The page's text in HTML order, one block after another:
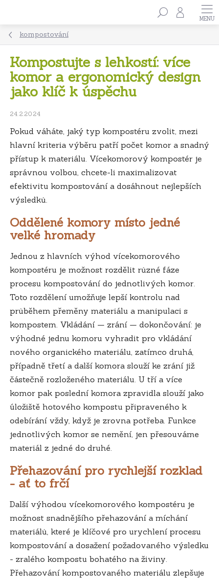
Hledat
kompostování
Kompostujte s lehkostí: více
komor a ergonomický design
jako klíč k úspěchu
24.2.2024
Pokud váháte, jaký typ kompostéru zvolit, mezi
hlavní kriteria výběru patří počet komor a snadný
přístup k materiálu. Vícekomorový kompostér je
správnou volbou, chcete-li maximalizovat
efektivitu kompostování a dosáhnout nejlepších
výsledků.
Oddělené komory místo jedné
velké hromady
Jednou z hlavních výhod vícekomorového
kompostéru je možnost rozdělit různé fáze
procesu kompostování do jednotlivých komor.
Toto rozdělení umožňuje lepší kontrolu nad
průběhem přeměny materiálu a manipulaci s
kompostem. Vkládání — zrání — dokončování: je
výhodné jednu komoru vyhradit pro vkládání
nového organického materiálu, zatímco druhá,
případně třetí a další komora slouží ke zrání již
částečně rozloženého materiálu. U tří a více
komor pak poslední komora zpravidla slouží jako
úložiště hotového kompostu připraveného k
odebírání vždy, když je zrovna potřeba. Funkce
jednotlivých komor se nemění, jen přesouváme
materiál z jedné do druhé.
Přehazování pro rychlejší rozklad
- ať to frčí
Další výhodou vícekomorového kompostéru je
možnost snadnějšího přehazování a míchání
materiálů, které je klíčové pro urychlení procesu
kompostování a dosažení požadovaného výsledku
- zralého kompostu bohatého na živiny.
Přehazování kompostovaného materiálu zlepšuje